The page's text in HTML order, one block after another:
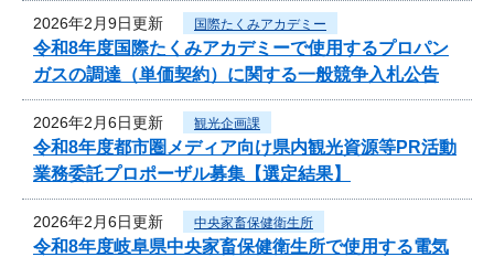
2026年2月9日更新 国際たくみアカデミー
令和8年度国際たくみアカデミーで使用するプロパン
ガスの調達（単価契約）に関する一般競争入札公告
2026年2月6日更新 観光企画課
令和8年度都市圏メディア向け県内観光資源等PR活動
業務委託プロポーザル募集【選定結果】
2026年2月6日更新 中央家畜保健衛生所
令和8年度岐阜県中央家畜保健衛生所で使用する電気